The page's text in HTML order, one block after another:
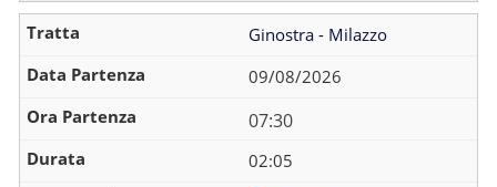
Ginostra - Milazzo
09/08/2026
07:30
02:05